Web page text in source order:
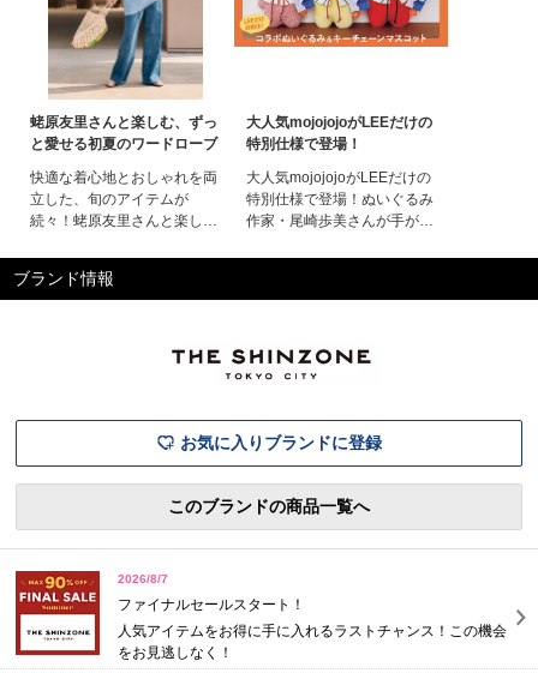
蛯原友里さんと楽しむ、ずっ
と愛せる初夏のワードローブ
快適な着心地とおしゃれを両
立した、旬のアイテムが
続々！蛯原友里さんと楽しむ
さんと楽しむ初夏のトレンド
名品LEEマルシェ20周年を記
こでしか手にできないスペシ
大人気mojojojoがLEEだけの
特別仕様で登場！
大人気mojojojoがLEEだけの
特別仕様で登場！ぬいぐるみ
作家・尾崎歩美さんが手がけ
「mojojojo」とLEEマルシェ
コットをスペシャルオーダー
しました。ほんわかゆる～い
ブランド情報
お気に入りブランドに登録
このブランドの商品一覧へ
2026/8/7
ファイナルセールスタート！
人気アイテムをお得に手に入れるラストチャンス！この機会
をお見逃しなく！